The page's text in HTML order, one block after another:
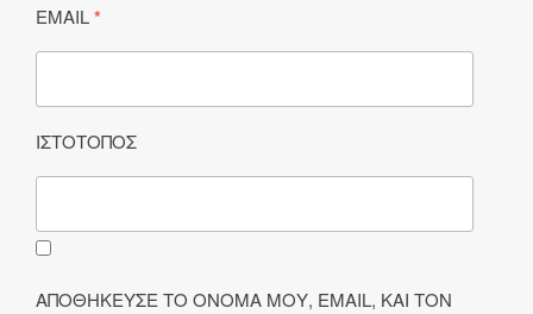
EMAIL*
ΙΣΤΌΤΟΠΟΣ
ΑΠΟΘΉΚΕΥΣΕ ΤΟ ΌΝΟΜΆ ΜΟΥ, EMAIL, ΚΑΙ ΤΟΝ